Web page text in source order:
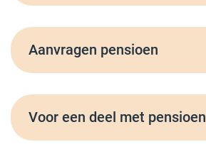
Aanvragen pensioen
Voor een deel met pensioen